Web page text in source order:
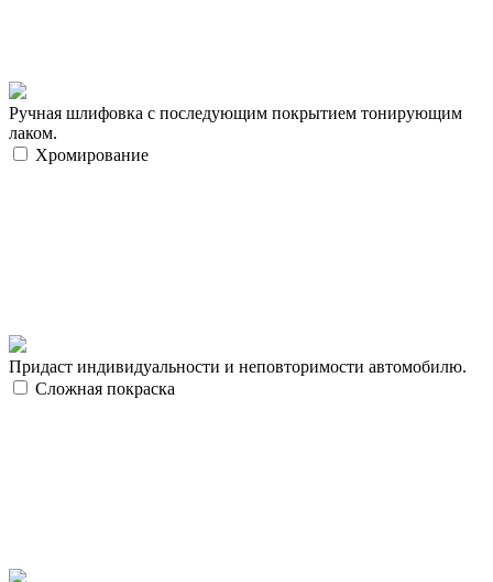
Ручная шлифовка с последующим покрытием тонирующим
лаком.
Хромирование
Придаст индивидуальности и неповторимости автомобилю.
Сложная покраска